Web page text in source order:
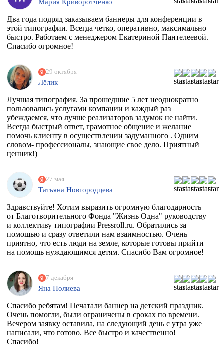
Два года подряд заказываем баннеры для конференции в
этой типографии. Всегда четко, оперативно, максимально
быстро. Работаем с менеджером Екатериной Пантелеевой.
Спасибо огромное!
29 октября
Лёлик
Лучшая типография. За прошедшие 5 лет неоднократно
пользовались услугами компании и каждый раз
убеждаемся, что лучше реализаторов задумок не найти.
Всегда быстрый ответ, грамотное общение и желание
помочь клиенту в осуществлении задуманного . Одним
словом- профессионалы, знающие свое дело. Приятный
ценник!)
27 мая
Татьяна Новгородцева
Здравствуйте! Хотим выразить огромную благодарность
от Благотворительного Фонда "Жизнь Одна" руководству
и коллективу типографии Pressroll.ru. Обратились за
помощью и сразу ответили нам взаимностью. Очень
приятно, что есть люди на земле, которые готовы прийти
на помощь нуждающимся детям. Спасибо Вам огромное!
7 декабря
Яна Полиева
Спасибо ребятам! Печатали баннер на детский праздник.
Очень помогли, были ограничены в сроках по времени.
Вечером заявку оставила, на следующий день с утра уже
написали, что готово. Все быстро и качественно!
Спасибо!